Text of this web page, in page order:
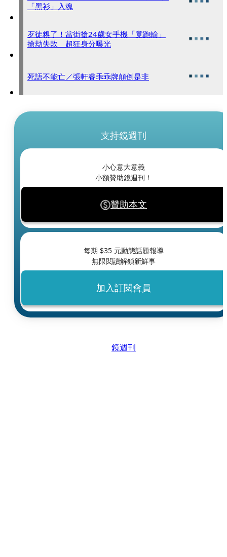
「黑衫」入魂
歹徒糗了！當街搶24歲女手機「竟跑輸」
搶劫失敗 超狂身分曝光
死語不能亡／張軒睿乖乖牌顛倒是非
支持鏡週刊
小心意大意義
小額贊助鏡週刊！
贊助本文
每期 $35 元動態話題報導
無限閱讀解鎖新鮮事
加入訂閱會員
鏡週刊